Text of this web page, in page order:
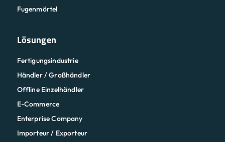
Fugenmörtel
Lösungen
Fertigungsindustrie
Händler / Großhändler
Offline Einzelhändler
E-Commerce
Enterprise Company
Importeur / Exporteur